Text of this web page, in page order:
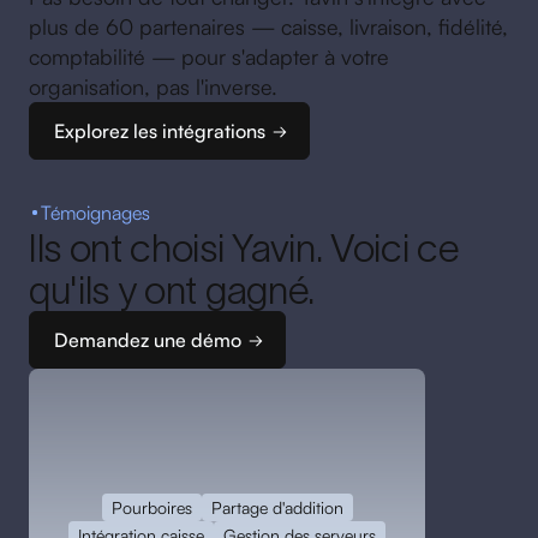
plus de 60 partenaires — caisse, livraison, fidélité,
comptabilité — pour s'adapter à votre
organisation, pas l'inverse.
Explorez les intégrations
Témoignages
Ils ont choisi Yavin. Voici ce
qu'ils y ont gagné.
Demandez une démo
Pourboires
Partage d'addition